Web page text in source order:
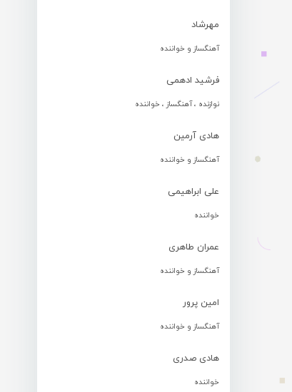
مهرشاد
آهنگساز و خواننده
فرشید ادهمی
نوازنده ، آهنگساز ، خواننده
هادی آرمین
آهنگساز و خواننده
علی ابراهیمی
خواننده
عمران طاهری
آهنگساز و خواننده
امین پرور
آهنگساز و خواننده
هادی صدری
خواننده